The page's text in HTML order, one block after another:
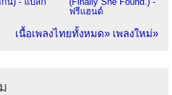
ฟรีแฮนด์
เนื้อเพลงไทยทั้งหมด» เพลงใหม่»